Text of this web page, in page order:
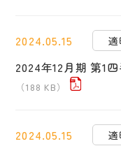
2024.05.15
2024年12月期 第1
（188 KB）
2024.05.15